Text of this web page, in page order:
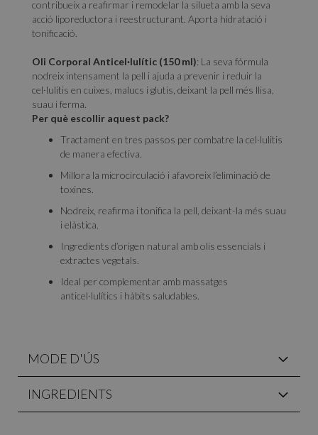
contribueix a reafirmar i remodelar la silueta amb la seva
acció liporeductora i reestructurant. Aporta hidratació i
tonificació.
Oli Corporal Anticel·lulític (150 ml): La seva fórmula
nodreix intensament la pell i ajuda a prevenir i reduir la
cel·lulitis en cuixes, malucs i glutis, deixant la pell més llisa,
suau i ferma.
Per què escollir aquest pack?
Tractament en tres passos per combatre la cel·lulitis
de manera efectiva.
Millora la microcirculació i afavoreix l’eliminació de
toxines.
Nodreix, reafirma i tonifica la pell, deixant-la més suau
i elàstica.
Ingredients d’origen natural amb olis essencials i
extractes vegetals.
Ideal per complementar amb massatges
anticel·lulítics i hàbits saludables.
MODE D'ÚS
INGREDIENTS